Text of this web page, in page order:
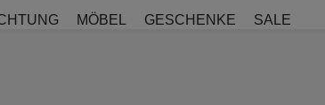
MÖBEL GESCHENKE SALE